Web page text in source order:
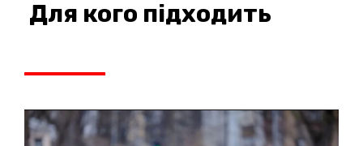
Для кого підходить